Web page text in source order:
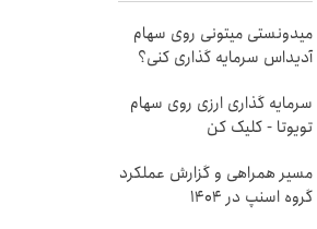
میدونستی میتونی روی سهام
آدیداس سرمایه گذاری کنی؟
سرمایه گذاری ارزی روی سهام
تویوتا - کلیک کن
مسیر همراهی و گزارش عملکرد
گروه اسنپ در ۱۴۰۴